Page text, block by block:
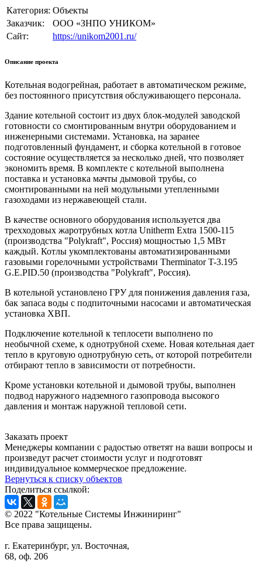
Категория: Объекты
Заказчик:
ООО «ЗНПО УНИКОМ»
Сайт:
https://unikom2001.ru/
Описание проекта
Котельная водогрейная, работает в автоматическом режиме,
без постоянного присутствия обслуживающего персонала.
Здание котельной состоит из двух блок-модулей заводской
готовности со смонтированным внутри оборудованием и
инженерными системами. Установка, на заранее
подготовленный фундамент, и сборка котельной в готовое
состояние осуществляется за несколько дней, что позволяет
экономить время. В комплекте с котельной выполнена
поставка и установка мачты дымовой трубы, со
смонтированными на ней модульными утепленными
газоходами из нержавеющей стали.
В качестве основного оборудования используется два
трехходовых жаротрубных котла Unitherm Extra 1500-115
(производства "Polykraft", Россия) мощностью 1,5 МВт
каждый. Котлы укомплектованы автоматизированными
газовыми горелочными устройствами Therminator T-3.195
G.E.PID.50 (производства "Polykraft", Россия).
В котельной установлено ГРУ для понижения давления газа,
бак запаса воды с подпиточными насосами и автоматическая
установка ХВП.
Подключение котельной к теплосети выполнено по
необычной схеме, к однотрубной схеме. Новая котельная дает
тепло в круговую однотрубную сеть, от которой потребители
отбирают тепло в зависимости от потребности.
Кроме установки котельной и дымовой трубы, выполнен
подвод наружного надземного газопровода высокого
давления и монтаж наружной тепловой сети.
Заказать проект
Менеджеры компании с радостью ответят на ваши вопросы и
произведут расчет стоимости услуг и подготовят
индивидуальное коммерческое предложение.
Вернуться к списку объектов
Поделиться ссылкой:
© 2022 "Котельные Системы Инжиниринг"
Все права защищены.
г. Екатеринбург, ул. Восточная,
68, оф. 206